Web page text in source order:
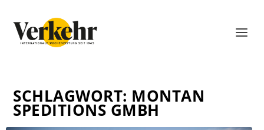
SCHLAGWORT: MONTAN
SPEDITIONS GMBH